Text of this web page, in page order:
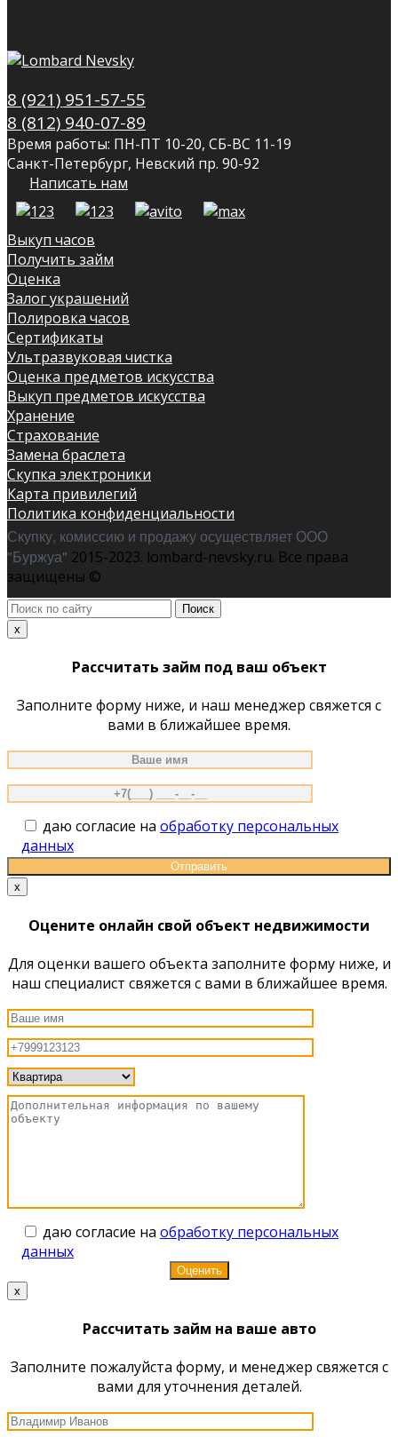
8 (921) 951-57-55
8 (812) 940-07-89
Время работы: ПН-ПТ 10-20, СБ-ВС 11-19
Санкт-Петербург, Невский пр. 90-92
Написать нам
Выкуп часов
Получить займ
Оценка
Залог украшений
Полировка часов
Сертификаты
Ультразвуковая чистка
Оценка предметов искусства
Выкуп предметов искусства
Хранение
Страхование
Замена браслета
Скупка электроники
Карта привилегий
Политика конфиденциальности
Скупку, комиссию и продажу осуществляет ООО
"Буржуа" 2015-2023. lombard-nevsky.ru. Все права
защищены ©
Поиск
по
x
Рассчитать займ под ваш объект
Заполните форму ниже, и наш менеджер свяжется с
вами в ближайшее время.
даю согласие на обработку персональных
данных
x
Оцените онлайн свой объект недвижимости
Для оценки вашего объекта заполните форму ниже, и
наш специалист свяжется с вами в ближайшее время.
даю согласие на обработку персональных
данных
x
Рассчитать займ на ваше авто
Заполните пожалуйста форму, и менеджер свяжется с
вами для уточнения деталей.